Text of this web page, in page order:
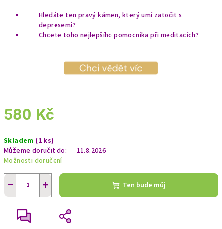
Hledáte ten pravý kámen, který umí zatočit s
depresemi?
Chcete toho nejlepšího pomocníka při meditacích?
580 Kč
cena:
Skladem (1 ks)
Můžeme doručit do:
11.8.2026
Možnosti doručení
+
− Ten bude můj